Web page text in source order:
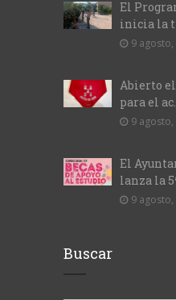
El
inicia la
9 agosto,
Abierto
para el
9 agosto,
El
lanza la
9 agosto,
Buscar